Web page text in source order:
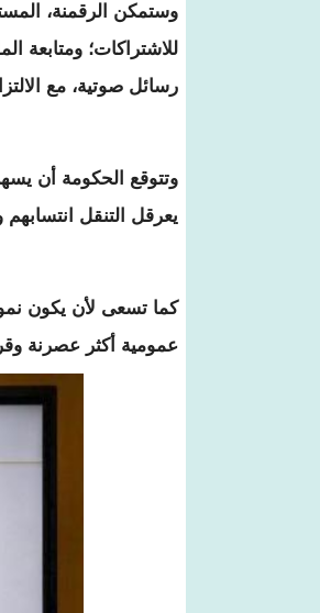
وستمكن الرقمنة،
للاشتراكات؛ ومتابعة
رسائل صوتية، مع الالتزام
وتتوقع الحكومة أن
يعرقل التنقل
كما تسعى لأن يكون
عمومية أكثر عصرنة